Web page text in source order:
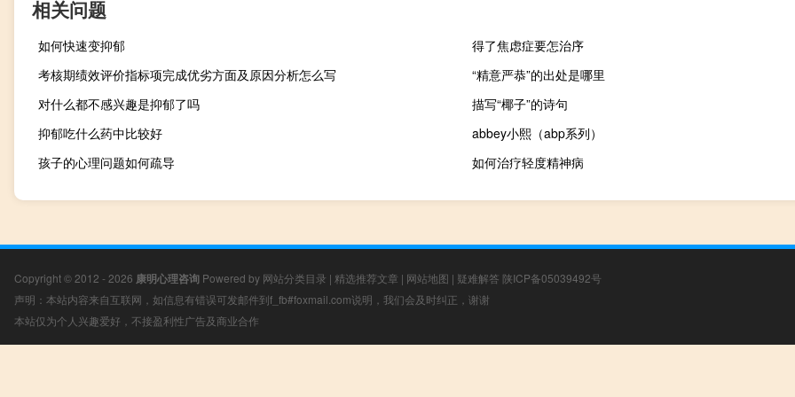
相关问题
如何快速变抑郁
得了焦虑症要怎治序
考核期绩效评价指标项完成优劣方面及原因分析怎么写
“精意严恭”的出处是哪里
对什么都不感兴趣是抑郁了吗
描写“椰子”的诗句
抑郁吃什么药中比较好
abbey小熙（abp系列）
孩子的心理问题如何疏导
如何治疗轻度精神病
Copyright © 2012 - 2026 康明心理咨询 Powered by 网站分类目录 | 精选推荐文章 | 网站地图 | 疑难解答 陕ICP备05039492号
声明：本站内容来自互联网，如信息有错误可发邮件到f_fb#foxmail.com说明，我们会及时纠正，谢谢
本站仅为个人兴趣爱好，不接盈利性广告及商业合作